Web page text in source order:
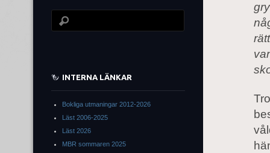
INTERNA LÄNKAR
Bokliga utmaningar 2012-2026
Läst 2006-2025
Läst 2026
MBR sommaren 2025